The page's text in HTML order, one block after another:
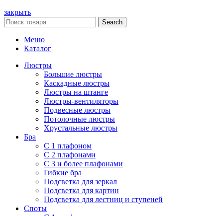
закрыть
Search
Меню
Каталог
Люстры
Большие люстры
Каскадные люстры
Люстры на штанге
Люстры-вентиляторы
Подвесные люстры
Потолочные люстры
Хрустальные люстры
Бра
С 1 плафоном
С 2 плафонами
С 3 и более плафонами
Гибкие бра
Подсветка для зеркал
Подсветка для картин
Подсветка для лестниц и ступеней
Споты